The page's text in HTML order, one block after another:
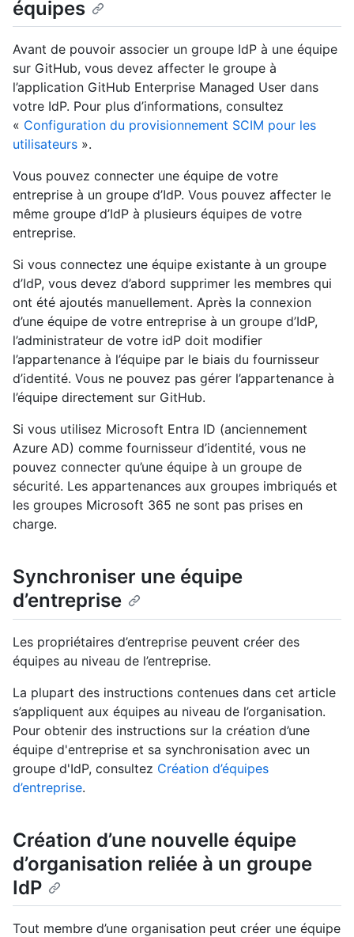
équipes
Avant de pouvoir associer un groupe IdP à une équipe
sur GitHub, vous devez affecter le groupe à
l’application GitHub Enterprise Managed User dans
votre IdP. Pour plus d’informations, consultez
« Configuration du provisionnement SCIM pour les
utilisateurs ».
Vous pouvez connecter une équipe de votre
entreprise à un groupe d’IdP. Vous pouvez affecter le
même groupe d’IdP à plusieurs équipes de votre
entreprise.
Si vous connectez une équipe existante à un groupe
d’IdP, vous devez d’abord supprimer les membres qui
ont été ajoutés manuellement. Après la connexion
d’une équipe de votre entreprise à un groupe d’IdP,
l’administrateur de votre idP doit modifier
l’appartenance à l’équipe par le biais du fournisseur
d’identité. Vous ne pouvez pas gérer l’appartenance à
l’équipe directement sur GitHub.
Si vous utilisez Microsoft Entra ID (anciennement
Azure AD) comme fournisseur d’identité, vous ne
pouvez connecter qu’une équipe à un groupe de
sécurité. Les appartenances aux groupes imbriqués et
les groupes Microsoft 365 ne sont pas prises en
charge.
Synchroniser une équipe
d’entreprise
Les propriétaires d’entreprise peuvent créer des
équipes au niveau de l’entreprise.
La plupart des instructions contenues dans cet article
s’appliquent aux équipes au niveau de l’organisation.
Pour obtenir des instructions sur la création d’une
équipe d'entreprise et sa synchronisation avec un
groupe d'IdP, consultez Création d’équipes
d’entreprise.
Création d’une nouvelle équipe
d’organisation reliée à un groupe
IdP
Tout membre d’une organisation peut créer une équipe